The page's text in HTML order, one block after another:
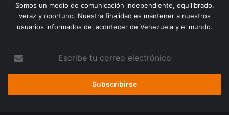
Somos un medio de comunicación independiente, equilibrado,
veraz y oportuno. Nuestra finalidad es mantener a nuestros
usuarios informados del acontecer de Venezuela y el mundo.
correo